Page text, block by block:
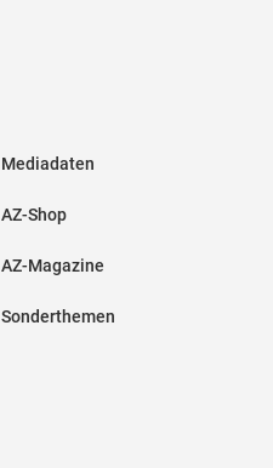
Mediadaten
AZ-Shop
AZ-Magazine
Sonderthemen